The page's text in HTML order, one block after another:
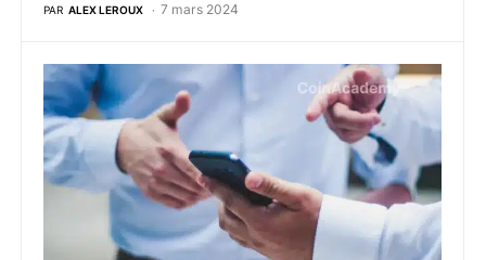
PAR ALEX LEROUX 7 mars 2024
Offres d’emploi web3 crypto de la semaine du 19